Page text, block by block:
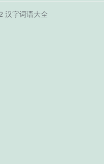
汉字词语大全